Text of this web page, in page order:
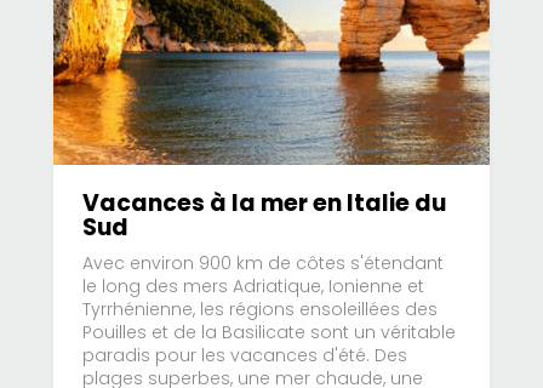
Vacances à la mer en Italie du
Sud
Avec environ 900 km de côtes s'étendant
le long des mers Adriatique, Ionienne et
Tyrrhénienne, les régions ensoleillées des
Pouilles et de la Basilicate sont un véritable
paradis pour les vacances d'été. Des
plages superbes, une mer chaude, une